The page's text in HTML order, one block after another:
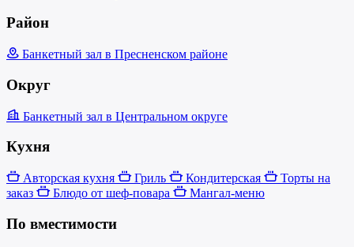
Район
Банкетный зал в Пресненском районе
Округ
Банкетный зал в Центральном округе
Кухня
Авторская кухня Гриль Кондитерская
Торты на
заказ
Блюдо от шеф-повара Мангал-меню
По вместимости